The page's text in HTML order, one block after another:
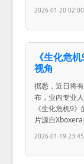
2026-01-20
《生化危
视角
据悉，近日将
布，业内专业
《生化危机9
片源自
2026-01-19